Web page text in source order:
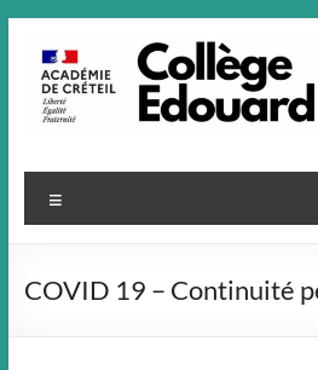
contenu
COVID 19 – Continuité